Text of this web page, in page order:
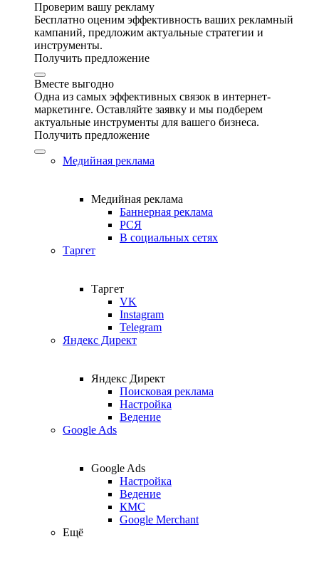
Проверим вашу рекламу
Бесплатно оценим эффективность ваших рекламный
кампаний, предложим актуальные стратегии и
инструменты.
Получить предложение
Вместе выгодно
Одна из самых эффективных связок в интернет-
маркетинге. Оставляйте заявку и мы подберем
актуальные инструменты для вашего бизнеса.
Получить предложение
Медийная реклама
Медийная реклама
Баннерная реклама
РСЯ
В социальных сетях
Таргет
Таргет
VK
Instagram
Telegram
Яндекс Директ
Яндекс Директ
Поисковая реклама
Настройка
Ведение
Google Ads
Google Ads
Настройка
Ведение
КМС
Google Merchant
Ещё